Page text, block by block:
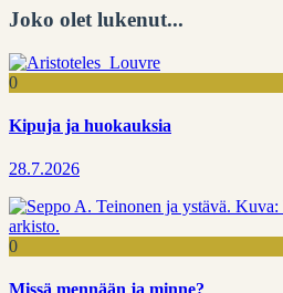
Joko olet lukenut...
0
Kipuja ja huokauksia
28.7.2026
0